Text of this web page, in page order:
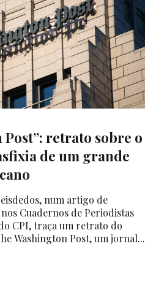
Post”: retrato sobre o
de um grande
num artigo de
Cuadernos de Periodistas
CPI, traça um retrato do
Washington Post, um jornal...